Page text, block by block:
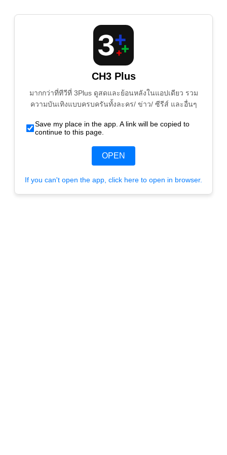
CH3 Plus
มากกว่าที่ทีวีที่ 3Plus ดูสดและย้อนหลังในแอปเดียว รวม
ความบันเทิงแบบครบครันทั้งละคร/ ข่าว/ ซีรีส์ และอื่นๆ
Save my place in the app. A link will be copied to
continue to this page.
OPEN
If you can't open the app, click here to open in browser.